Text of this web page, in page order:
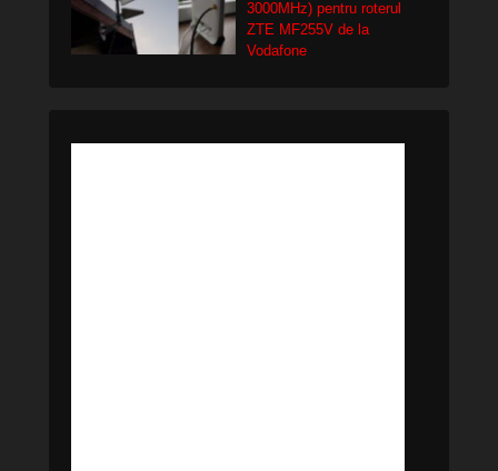
3000MHz) pentru roterul
ZTE MF255V de la
Vodafone